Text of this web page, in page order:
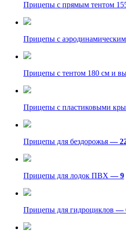
Прицепы с прямым тентом
Прицепы с
Прицепы с тентом 180 см и
Прицепы с пластиковыми
Прицепы для бездорожья—
Прицепы для лодок ПВХ— 9
Прицепы для гидроциклов—